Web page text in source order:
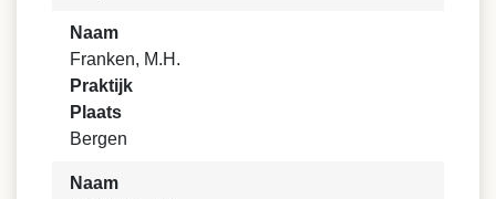
Naam
Franken, M.H.
Praktijk
Plaats
Bergen
Naam